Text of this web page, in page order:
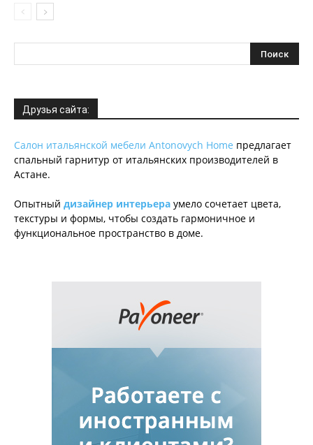
Друзья сайта:
Салон итальянской мебели Antonovych Home предлагает
спальный гарнитур от итальянских производителей в
Астане.
Опытный дизайнер интерьера умело сочетает цвета,
текстуры и формы, чтобы создать гармоничное и
функциональное пространство в доме.